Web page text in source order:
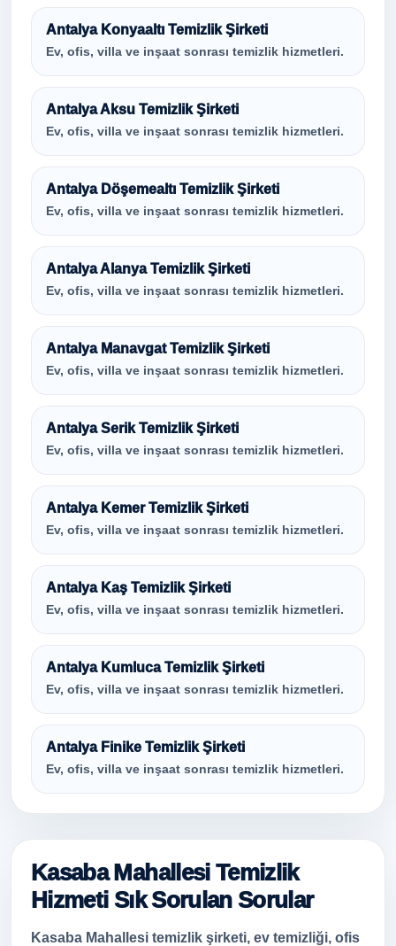
Antalya Konyaaltı Temizlik Şirketi
Ev, ofis, villa ve inşaat sonrası temizlik hizmetleri.
Antalya Aksu Temizlik Şirketi
Ev, ofis, villa ve inşaat sonrası temizlik hizmetleri.
Antalya Döşemealtı Temizlik Şirketi
Ev, ofis, villa ve inşaat sonrası temizlik hizmetleri.
Antalya Alanya Temizlik Şirketi
Ev, ofis, villa ve inşaat sonrası temizlik hizmetleri.
Antalya Manavgat Temizlik Şirketi
Ev, ofis, villa ve inşaat sonrası temizlik hizmetleri.
Antalya Serik Temizlik Şirketi
Ev, ofis, villa ve inşaat sonrası temizlik hizmetleri.
Antalya Kemer Temizlik Şirketi
Ev, ofis, villa ve inşaat sonrası temizlik hizmetleri.
Antalya Kaş Temizlik Şirketi
Ev, ofis, villa ve inşaat sonrası temizlik hizmetleri.
Antalya Kumluca Temizlik Şirketi
Ev, ofis, villa ve inşaat sonrası temizlik hizmetleri.
Antalya Finike Temizlik Şirketi
Ev, ofis, villa ve inşaat sonrası temizlik hizmetleri.
Kasaba Mahallesi Temizlik
Hizmeti Sık Sorulan Sorular
Kasaba Mahallesi temizlik şirketi, ev temizliği, ofis